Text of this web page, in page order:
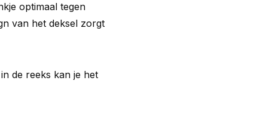
optimaal tegen
van het deksel zorgt
de reeks kan je het